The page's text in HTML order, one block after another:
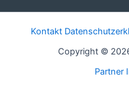
Kontakt
Copyright ©
Partner